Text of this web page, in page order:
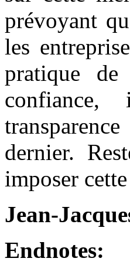
prévoyant
les
pratique
dernier.
imposer
Jean-
Endnotes: